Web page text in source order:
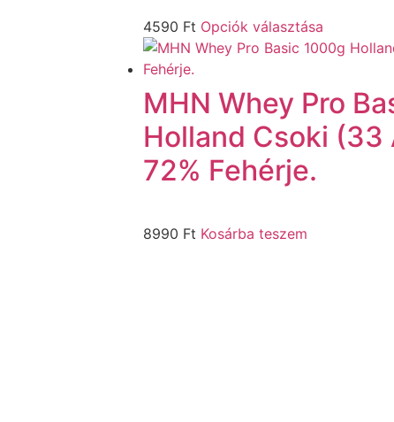
4590 Ft Opciók választása
MHN Whey Pro
Holland Csoki (33
72% Fehérje.
8990 Ft Kosárba teszem